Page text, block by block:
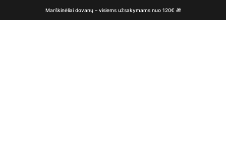
Marškinėliai dovanų – visiems užsakymams nuo 120€ 🎁